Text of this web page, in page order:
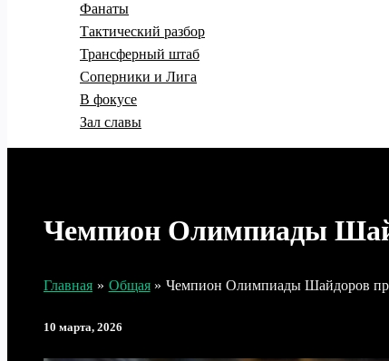
Фанаты
Тактический разбор
Трансферный штаб
Соперники и Лига
В фокусе
Зал славы
Чемпион Олимпиады
Главная Общая Чемпион Олимпиады Шайдоров
10 марта, 2026